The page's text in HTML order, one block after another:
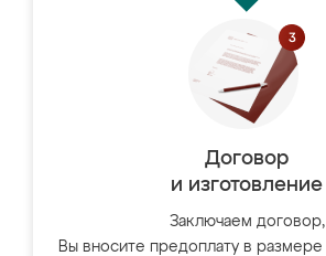
Договор
и изготовление
Заключаем договор,
Вы вносите предоплату в размере